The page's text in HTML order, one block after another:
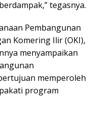
tegasnya.
Pembangunan
Komering Ilir (OKI),
menyampaikan
memperoleh
program